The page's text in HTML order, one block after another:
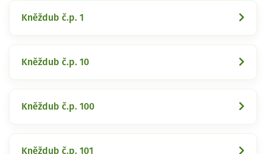
Kněždub č.p. 1
Kněždub č.p. 10
Kněždub č.p. 100
Kněždub č.p. 101